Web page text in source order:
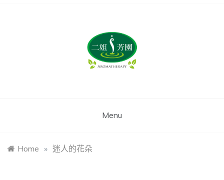
Menu
Home » 迷人的花朵